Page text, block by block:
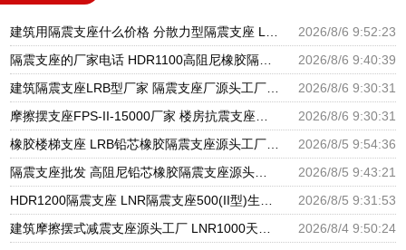
2026/8/6 9:52:23
2026/8/6 9:40:39
2026/8/6 9:30:31
2026/8/6 9:30:31
2026/8/5 9:54:36
2026/8/5 9:43:21
2026/8/5 9:31:53
2026/8/4 9:50:24